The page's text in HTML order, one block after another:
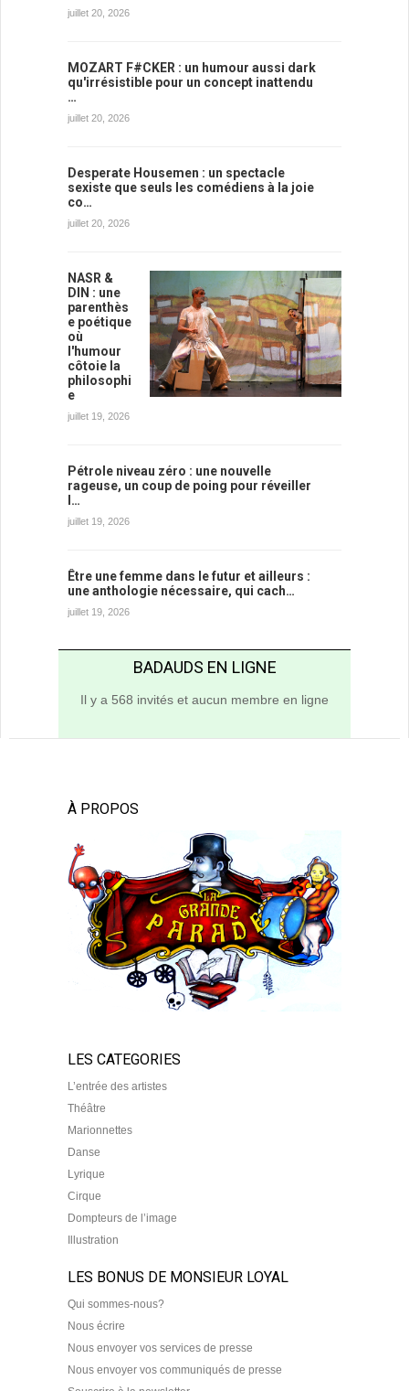
juillet 20, 2026
MOZART F#CKER : un humour aussi dark
qu'irrésistible pour un concept inattendu
…
juillet 20, 2026
Desperate Housemen : un spectacle
sexiste que seuls les comédiens à la joie
co…
juillet 20, 2026
NASR &
DIN : une
parenthès
e poétique
où
l'humour
côtoie la
philosophi
e
juillet 19, 2026
Pétrole niveau zéro : une nouvelle
rageuse, un coup de poing pour réveiller
l…
juillet 19, 2026
Être une femme dans le futur et ailleurs :
une anthologie nécessaire, qui cach…
juillet 19, 2026
BADAUDS EN LIGNE
Il y a 568 invités et aucun membre en ligne
À PROPOS
LES CATEGORIES
L’entrée des artistes
Théâtre
Marionnettes
Danse
Lyrique
Cirque
Dompteurs de l’image
Illustration
LES BONUS DE MONSIEUR LOYAL
Qui sommes-nous?
Nous écrire
Nous envoyer vos services de presse
Nous envoyer vos communiqués de presse